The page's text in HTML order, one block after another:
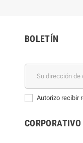
BOLETÍN
Autorizo recibir
CORPORATIVO